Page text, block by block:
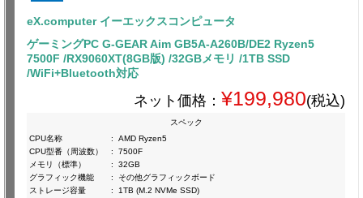
eX.computer イーエックスコンピュータ
ゲーミングPC G-GEAR Aim GB5A-A260B/DE2 Ryzen5
7500F /RX9060XT(8GB版) /32GBメモリ /1TB SSD
/WiFi+Bluetooth対応
ネット価格： ¥199,980(税込)
スペック
CPU名称
:
AMD Ryzen5
CPU型番（周波数）
:
7500F
メモリ（標準）
:
32GB
グラフィック機能
:
その他グラフィックボード
ストレージ容量
:
1TB (M.2 NVMe SSD)